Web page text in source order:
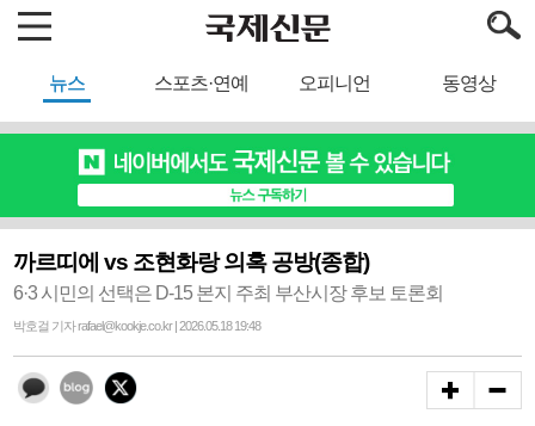
뉴스 스포츠·연예 오피니언 동영상
까르띠에 vs 조현화랑 의혹 공방(종합)
6·3 시민의 선택은 D-15 본지 주최 부산시장 후보 토론회
박호걸 기자 rafael@kookje.co.kr | 2026.05.18 19:48